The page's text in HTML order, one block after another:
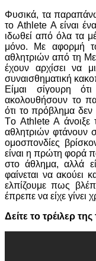
Φυσικά, τα παραπάνω
το Athlete A είναι
ιδωθεί από όλα τα
μόνο. Με αφορμή το
αθλητριών από τη
έχουν αρχίσει να
συναισθηματική
Είμαι σίγουρη
ακολουθήσουν το
ότι το πρόβλημα δεν
Τo Athlete A άνοιξε
αθλητριών φτάνουν
ομοσπονδίες
είναι η πρώτη φορά
στο άθλημα, αλλά
φαίνεται να ακούει
ελπίζουμε πως
έπρεπε να είχε γίνει
Δείτε το τρέιλερ της